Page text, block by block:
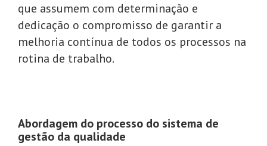
que assumem com determinação e
dedicação o compromisso de garantir a
melhoria contínua de todos os processos na
rotina de trabalho.
Abordagem do processo do sistema de
gestão da qualidade